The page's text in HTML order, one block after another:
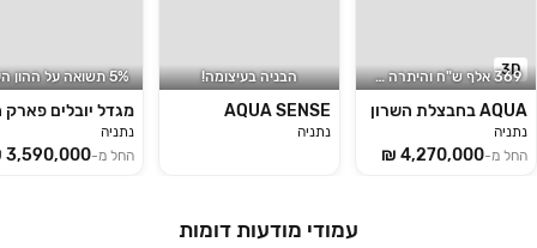
3D 369 אלף ש"ח והיתרה באכלוס
AQUA בחבצלת השרון
נתניה
החל מ-
הבניה בעיצומה!
AQUA SENSE
נתניה
מגדל יובלים פארק
נתניה
החל מ-
עמודי מודעות דומות